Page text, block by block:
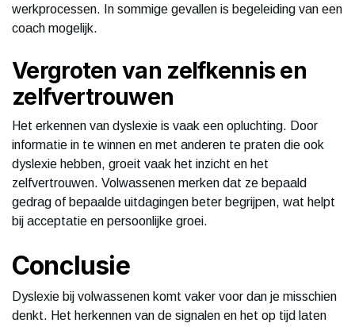
werkprocessen. In sommige gevallen is begeleiding van een
coach mogelijk.
Vergroten van zelfkennis en
zelfvertrouwen
Het erkennen van dyslexie is vaak een opluchting. Door
informatie in te winnen en met anderen te praten die ook
dyslexie hebben, groeit vaak het inzicht en het
zelfvertrouwen. Volwassenen merken dat ze bepaald
gedrag of bepaalde uitdagingen beter begrijpen, wat helpt
bij acceptatie en persoonlijke groei.
Conclusie
Dyslexie bij volwassenen komt vaker voor dan je misschien
denkt. Het herkennen van de signalen en het op tijd laten